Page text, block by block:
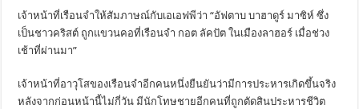
เจ้าหน้าที่เรือนจำให้สัมภาษณ์กับเอเอฟพีว่า “อัฟตาบ บาฮาดูร์ มาซิห์ ซึ่ง
เป็นชาวคริสต์ ถูกแขวนคอที่เรือนจำ กอต ลัคปัต ในเมืองลาฮอร์ เมื่อช่วง
เช้าที่ผ่านมา”
เจ้าหน้าที่อาวุโสของเรือนจำอีกคนหนึ่งยืนยันว่ามีการประหารเกิดขึ้นจริง
หลังจากก่อนหน้านี้ไม่กี่วัน มีนักโทษชายอีกคนที่ถูกตัดสินประหารชีวิต